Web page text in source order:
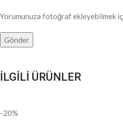
Yorumunuza fotoğraf ekleyebilmek
İLGİLİ ÜRÜNLER
-20%